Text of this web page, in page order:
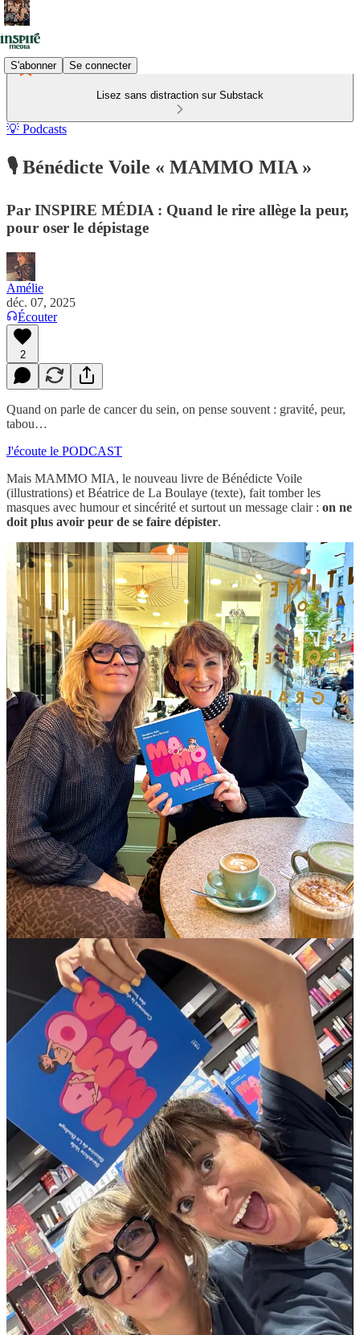
S'abonner Se connecter
Lisez sans distraction sur Substack
💡 Podcasts
🎙️ Bénédicte Voile « MAMMO MIA »
Par INSPIRE MÉDIA : Quand le rire allège la peur,
pour oser le dépistage
Amélie
déc. 07, 2025
Écouter
2
Quand on parle de cancer du sein, on pense souvent : gravité, peur,
tabou…
J'écoute le PODCAST
Mais MAMMO MIA, le nouveau livre de Bénédicte Voile
(illustrations) et Béatrice de La Boulaye (texte), fait tomber les
masques avec humour et sincérité et surtout un message clair : on ne
doit plus avoir peur de se faire dépister.
🍒 Une histoire vraie, incarnée
Béa – Béatrice est comédienne, hyperactive, toujours “sur le pont”,
persuadée d’être invincible. Jusqu’au jour où une visite
gynécologique de routine déclenche une série d’examens,
d’angoisse, de décisions difficiles : tumorectomie ou mastectomie,
hospitalisation, annonces, doutes, chirurgies, convalescence…
Le livre nous plonge dans ce vertige, mais sans pathos ; au contraire,
avec un style vif, direct, qui ose les mots vrais, les émotions, mais
aussi les petites bulles d’humour qui font du bien.
J'écoute le PODCAST
🖌️ Illustré, vivant, accessible
Grâce au trait de Bénédicte Voile, le récit se vit aussi visuellement :
les doutes, la peur, les montagnes russes émotionnelles, mais aussi
les moments de soutien, d’espoir, les gestes simples tout devient plus
tangible. Le livre s’adresse à toutes : celles qui ont déjà vécu un
parcours similaire, celles qui craignent le dépistage, celles qui
hésitent ou celles qui veulent simplement comprendre.
Je commande mon livre !
📢 Un message clair : n’attendez plus, dépistez-vous